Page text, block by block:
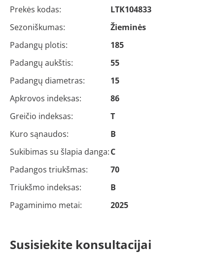
Prekės kodas:
LTK104833
Sezoniškumas:
Žieminės
Padangų plotis:
185
Padangų aukštis:
55
Padangų diametras:
15
Apkrovos indeksas:
86
Greičio indeksas:
T
Kuro sąnaudos:
B
Sukibimas su šlapia danga:C
Padangos triukšmas:
70
Triukšmo indeksas:
B
Pagaminimo metai:
2025
Susisiekite konsultacijai